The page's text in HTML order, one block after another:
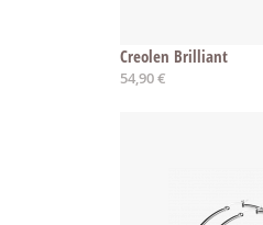
Creolen Brilliant
54,90 €